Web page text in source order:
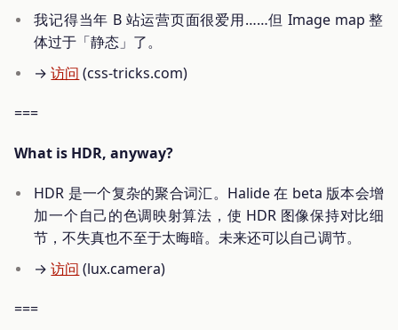
我记得当年 B 站运营页面很爱用……但 Image map 整
体过于「静态」了。
→访问 (css-tricks.com)
===
What is HDR, anyway?
HDR 是一个复杂的聚合词汇。Halide 在 beta 版本会增
加一个自己的色调映射算法，使 HDR 图像保持对比细
节，不失真也不至于太晦暗。未来还可以自己调节。
→访问 (lux.camera)
===